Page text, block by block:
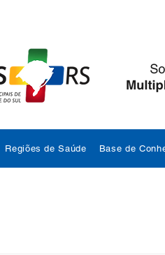
Regiões de Saúde Base de